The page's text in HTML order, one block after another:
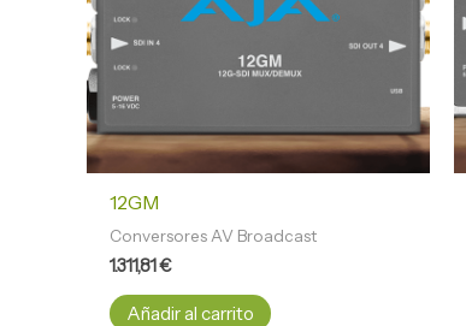
12GM
Conversores AV Broadcast
1.311,81€
Añadir al carrito